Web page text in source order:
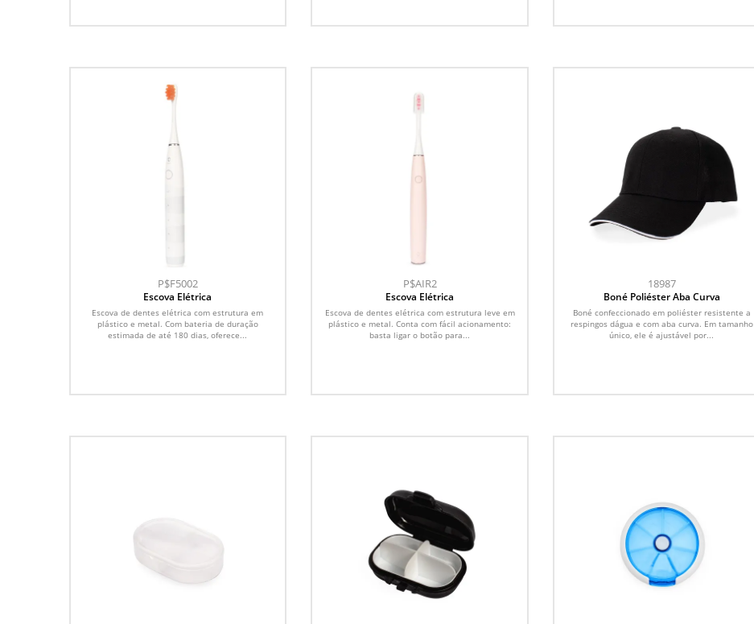
P$F5002
Escova Elétrica
Escova de dentes elétrica com estrutura em
plástico e metal. Com bateria de duração
estimada de até 180 dias, oferece...
P$AIR2
Escova Elétrica
Escova de dentes elétrica com estrutura leve em
plástico e metal. Conta com fácil acionamento:
basta ligar o botão para...
18987
Boné Poliéster Aba Curva
Boné confeccionado em poliéster resistente a
respingos dágua e com aba curva. Em tamanho
único, ele é ajustável por...